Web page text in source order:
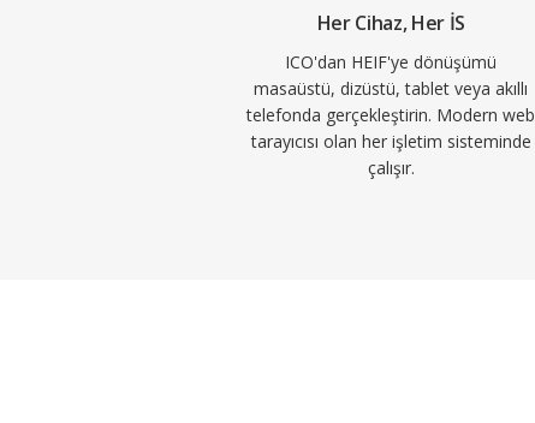
Her Cihaz, Her İS
ICO'dan HEIF'ye dönüşümü
masaüstü, dizüstü, tablet veya akıllı
telefonda gerçekleştirin. Modern web
tarayıcısı olan her işletim sisteminde
çalışır.